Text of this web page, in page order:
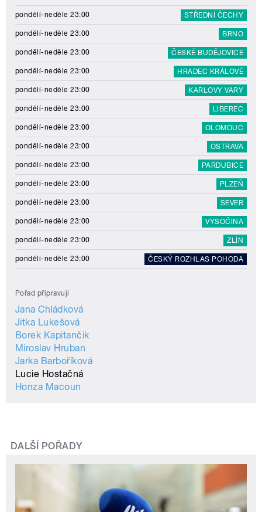
pondělí-neděle 23:00 STŘEDNÍ ČECHY
pondělí-neděle 23:00 BRNO
pondělí-neděle 23:00 ČESKÉ BUDĚJOVICE
pondělí-neděle 23:00 HRADEC KRÁLOVÉ
pondělí-neděle 23:00 KARLOVY VARY
pondělí-neděle 23:00 LIBEREC
pondělí-neděle 23:00 OLOMOUC
pondělí-neděle 23:00 OSTRAVA
pondělí-neděle 23:00 PARDUBICE
pondělí-neděle 23:00 PLZEŇ
pondělí-neděle 23:00 SEVER
pondělí-neděle 23:00 VYSOČINA
pondělí-neděle 23:00 ZLÍN
pondělí-neděle 23:00 ČESKÝ ROZHLAS POHODA
Pořad připravují
Jana Chládková
Jitka Lukešová
Borek Kapitančik
Miroslav Hruban
Jarka Barboříková
Lucie Hostačná
Honza Macoun
DALŠÍ POŘADY